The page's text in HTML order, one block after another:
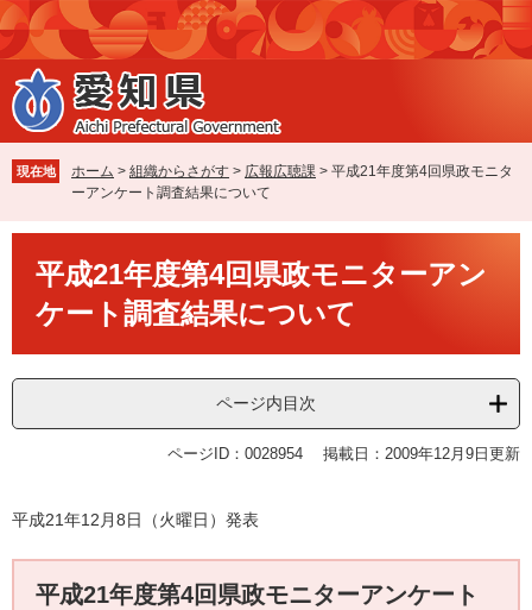
ペ
ー
ジ
の
先
で
す
メ
ニ
ュ
ー
を
ば
し
本
現在地 ホーム > 組織からさがす > 広報広聴課 > 平成21年度第4回県政モニタ
ーアンケート調査結果について
平成21年度第4回県政モニターアン
ケート調査結果について
ページ内目次
ページID：0028954 掲載日：2009年12月9日更新
平成21年12月8日（火曜日）発表
平成21年度第4回県政モニターアンケート